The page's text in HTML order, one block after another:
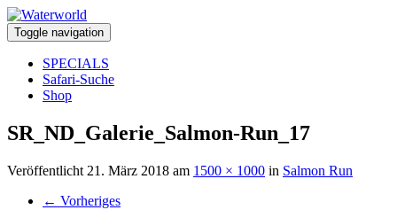
Toggle navigation
SPECIALS
Safari-Suche
Shop
SR_ND_Galerie_Salmon-Run_17
Veröffentlicht 21. März 2018 am 1500 × 1000 in Salmon Run
← Vorheriges